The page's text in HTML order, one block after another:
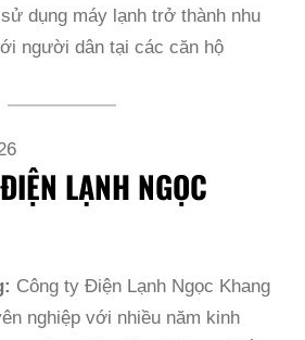
dụng máy lạnh trở thành nhu
người dân tại các căn hộ
LẠNH NGỌC
Công ty Điện Lạnh Ngọc Khang
nghiệp với nhiều năm kinh